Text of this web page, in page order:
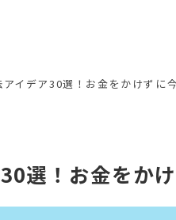
イデア30選！お金をかけずに
選！お金をか